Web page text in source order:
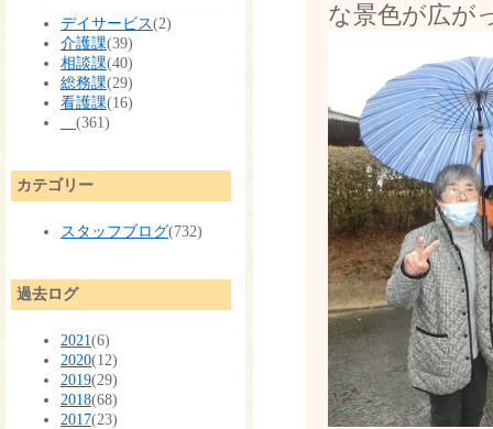
デイサービス(2)
介護課(39)
相談課(40)
総務課(29)
看護課(16)
(361)
カテゴリー
スタッフブログ(732)
過去ログ
2021(6)
2020(12)
2019(29)
2018(68)
2017(23)
な景色が広が